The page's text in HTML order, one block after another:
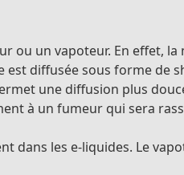
ou un vapoteur. En effet,
est diffusée sous forme de
une diffusion plus
à un fumeur qui sera
dans les e-liquides. Le